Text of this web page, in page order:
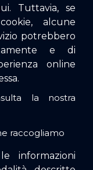
Tuttavia, se
alcune
potrebbero
e di
online
la nostra
raccogliamo
informazioni